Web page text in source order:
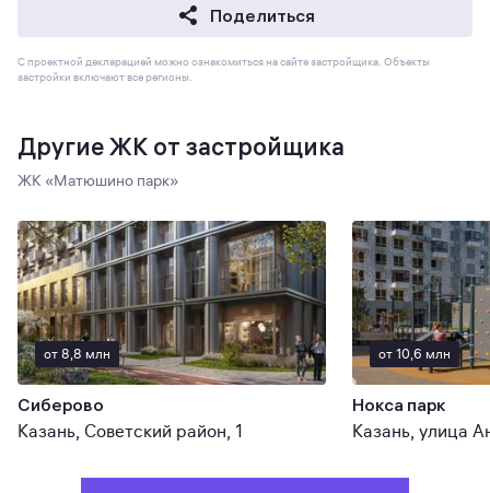
Поделиться
С проектной декларацией можно ознакомиться на сайте застройщика. Объекты
застройки включают все регионы.
Другие ЖК от застройщика
ЖК «Матюшино парк»
от 8,8 млн
Сиберово
Казань, Советский район, 1
от 10,6 млн
Нокса парк
Казань, улица